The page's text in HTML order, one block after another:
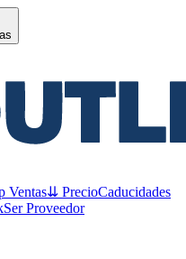
Ventas⇊ PrecioCaducidades
Ser Proveedor